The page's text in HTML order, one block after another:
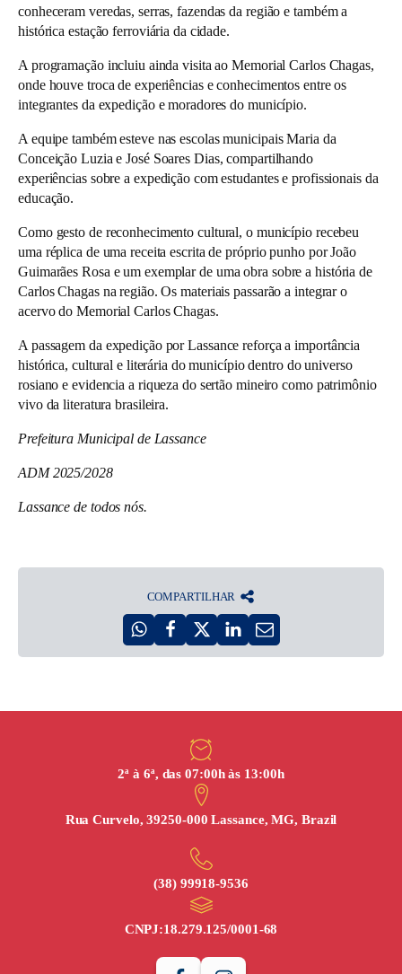
conheceram veredas, serras, fazendas da região e também a
histórica estação ferroviária da cidade.
A programação incluiu ainda visita ao Memorial Carlos Chagas,
onde houve troca de experiências e conhecimentos entre os
integrantes da expedição e moradores do município.
A equipe também esteve nas escolas municipais Maria da
Conceição Luzia e José Soares Dias, compartilhando
experiências sobre a expedição com estudantes e profissionais da
educação.
Como gesto de reconhecimento cultural, o município recebeu
uma réplica de uma receita escrita de próprio punho por João
Guimarães Rosa e um exemplar de uma obra sobre a história de
Carlos Chagas na região. Os materiais passarão a integrar o
acervo do Memorial Carlos Chagas.
A passagem da expedição por Lassance reforça a importância
histórica, cultural e literária do município dentro do universo
rosiano e evidencia a riqueza do sertão mineiro como patrimônio
vivo da literatura brasileira.
Prefeitura Municipal de Lassance
ADM 2025/2028
Lassance de todos nós.
COMPARTILHAR
2ª à 6ª, das 07:00h às 13:00h
Rua Curvelo, 39250-000 Lassance, MG, Brazil
(38) 99918‑9536
CNPJ:18.279.125/0001-68